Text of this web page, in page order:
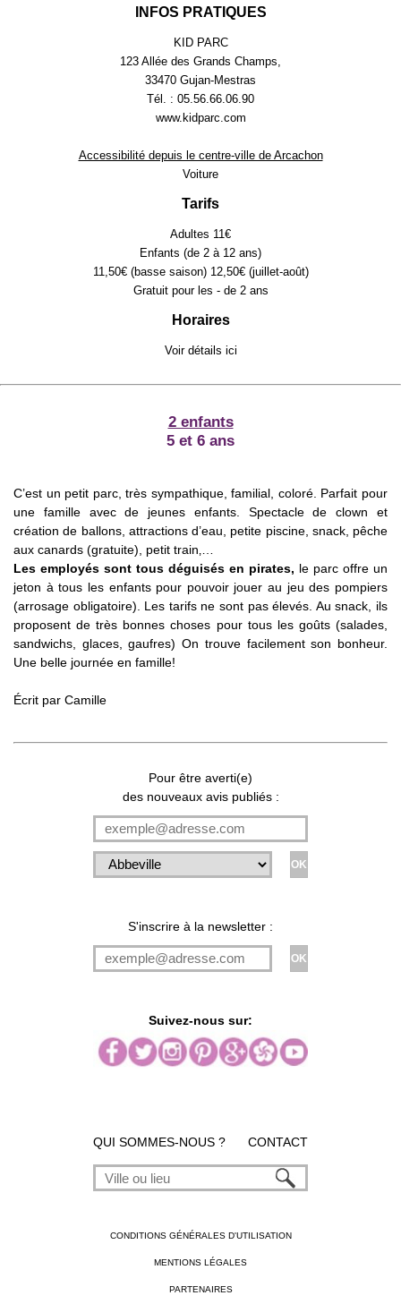
INFOS PRATIQUES
KID PARC
123 Allée des Grands Champs,
33470 Gujan-Mestras
Tél. : 05.56.66.06.90
www.kidparc.com
Accessibilité depuis le centre-ville de Arcachon
Voiture
Tarifs
Adultes 11€
Enfants (de 2 à 12 ans)
11,50€ (basse saison) 12,50€ (juillet-août)
Gratuit pour les - de 2 ans
Horaires
Voir détails ici
2 enfants
5 et 6 ans
C’est un petit parc, très sympathique, familial, coloré. Parfait pour
une famille avec de jeunes enfants. Spectacle de clown et
création de ballons, attractions d’eau, petite piscine, snack, pêche
aux canards (gratuite), petit train‚…
Les employés sont tous déguisés en pirates, le parc offre un
jeton à tous les enfants pour pouvoir jouer au jeu des pompiers
(arrosage obligatoire). Les tarifs ne sont pas élevés. Au snack, ils
proposent de très bonnes choses pour tous les goûts (salades,
sandwichs, glaces, gaufres) On trouve facilement son bonheur.
Une belle journée en famille!
Écrit par Camille
Pour être averti(e)
des nouveaux avis publiés :
S'inscrire à la newsletter :
Suivez-nous sur:
QUI SOMMES-NOUS ? CONTACT
CONDITIONS GÉNÉRALES D'UTILISATION
MENTIONS LÉGALES
PARTENAIRES